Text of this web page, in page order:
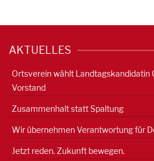
AKTUELLES
Ortsverein wählt Landtagskandidatin
Vorstand
Zusammenhalt statt Spaltung
Wir übernehmen Verantwortung für
Jetzt reden. Zukunft bewegen.